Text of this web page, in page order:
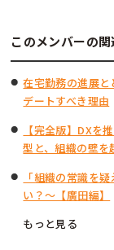
このメンバーの
在宅勤務の進展
デートすべき理由
【完全版】DXを
型と、組織の壁
「組織の常識を
い？～【廣田編】
もっと見る